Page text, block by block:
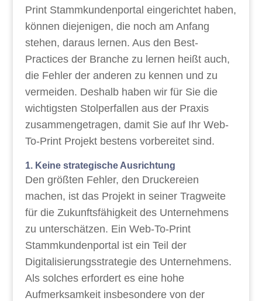
Print Stammkundenportal eingerichtet haben,
können diejenigen, die noch am Anfang
stehen, daraus lernen. Aus den Best-
Practices der Branche zu lernen heißt auch,
die Fehler der anderen zu kennen und zu
vermeiden. Deshalb haben wir für Sie die
wichtigsten Stolperfallen aus der Praxis
zusammengetragen, damit Sie auf Ihr Web-
To-Print Projekt bestens vorbereitet sind.
1. Keine strategische Ausrichtung
Den größten Fehler, den Druckereien
machen, ist das Projekt in seiner Tragweite
für die Zukunftsfähigkeit des Unternehmens
zu unterschätzen. Ein Web-To-Print
Stammkundenportal ist ein Teil der
Digitalisierungsstrategie des Unternehmens.
Als solches erfordert es eine hohe
Aufmerksamkeit insbesondere von der